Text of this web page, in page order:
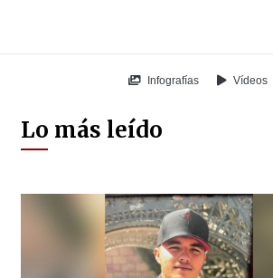
Infografías Vídeos
Lo más leído